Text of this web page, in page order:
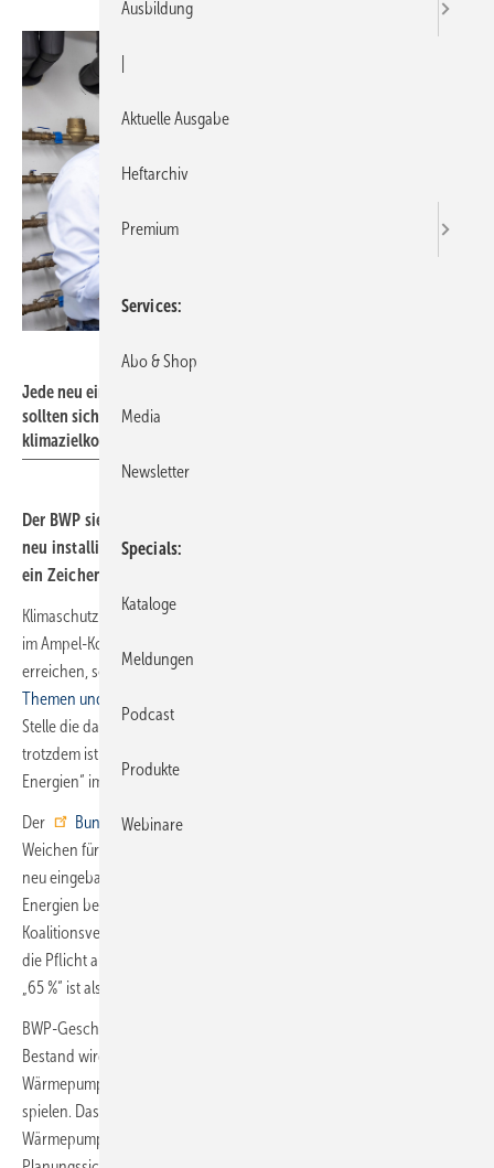
Jede neu eingebaute Heizung läuft gut 20 Jahre. Hausbesitzer
sollten sich deshalb schon heute für eine Heizung entscheiden, die
klimazielkompatibel ist.
Der BWP sieht in der 65-%-Klausel für erneuerbare Energien bei
neu installierten Heizungen ab 2025 im Ampel-Koalitionsvertrag
ein Zeichen zum Aufbruch.
Klimaschutz und Energiewende haben einen deutlichen Schwerpunkt
im Ampel-Koalitionsvertrag, die Klimaschutzziele von Paris zu
erreichen, sogar oberste Priorität (
Themen und Statements
Stelle die das Schlüsseltechnologie-Wort Wärmepumpe benutzt. Und
trotzdem ist sie gesetzt, durch die „65-%-Klausel für erneuerbare
Energien“ im Koalitionsvertrag.
Der Bundesverband Wärmepumpe (BWP)
Weichen für den Gebäudesektor gestellt. „Zum 1. Januar 2025 soll jede
neu eingebaute Heizung auf der Basis von 65 % erneuerbarer
Energien betrieben werden […].“ Nähere Ausführungen macht der
Koalitionsvertrag nicht. Inzwischen ist aber inoffiziell bestätigt, dass
die Pflicht auch bei der Heizungsmodernisierung greifen soll. Und
„65 %“ ist als „mindestens 65 %“ zu verstehen.
BWP-Geschäftsführer Martin Sabel: „Die Wärmewende im Neubau und
Bestand wird mit dieser Vorgabe konkret und Heizungs-
Wärmepumpen werden bei dieser Transformation eine zentrale Rolle
spielen. Das ist ein deutliches Zeichen zum Aufbruch. Die
Wärmepumpenbranche steht bereit. Entscheidend ist nun,
Ausbildung
Aktuelle Ausgabe
Heftarchiv
Premium
Services
Abo & Shop
Media
Newsletter
Specials
Kataloge
Meldungen
Podcast
Produkte
Webinare